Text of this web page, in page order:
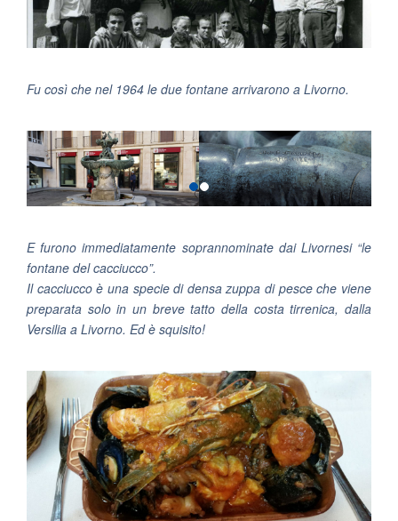
Fu così che nel 1964 le due fontane arrivarono a Livorno.
E furono immediatamente soprannominate dai Livornesi “le
fontane del cacciucco”.
Il cacciucco è una specie di densa zuppa di pesce che viene
preparata solo in un breve tatto della costa tirrenica, dalla
Versilia a Livorno. Ed è squisito!